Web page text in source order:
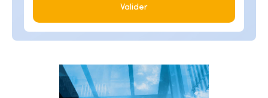
Valider